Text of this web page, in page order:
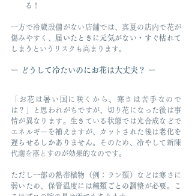
る！
一方で冷蔵設備がない店舗では、真夏の店内で花が
傷みやすく、 届いたときに元気がない・すぐ枯れて
しまう というリスクも高まります。
ー どうして冷たいのにお花は大丈夫？ ー
「お花は暑い国に咲くから、寒さは苦手なので
は？」と思われがちですが、切り花になった後は事
情が異なります。生きている状態では光合成などで
エネルギーを補えますが、カットされた後は老化を
遅らせるしかありません。そのため、冷やして新陳
代謝を落とすのが効果的なのです。
ただし一部の熱帯植物（例：ラン類）などは寒さに
弱いため、保管温度には種類ごとの調整が必要。こ